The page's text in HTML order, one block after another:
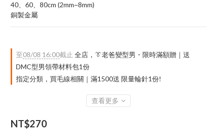
40、60、80cm (2mm~8mm)
銅製金屬
至08/08 16:00截止 全店，👔老爸變型男・限時滿額贈｜送
DMC型男領帶材料包1份
指定分類，買毛線相關｜滿1500送 限量輪針1份!
查看更多
NT$270